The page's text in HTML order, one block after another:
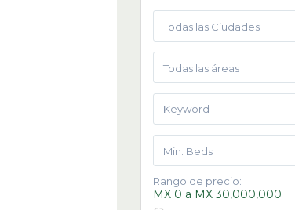
Todas las Ciudades
Todas las áreas
Min. Beds
Rango de precio:
MX 0 a MX 30,000,000